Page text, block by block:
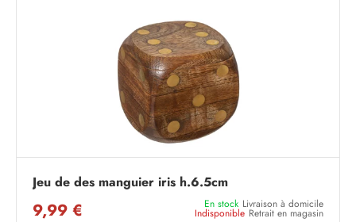
Jeu de des manguier iris h.6.5cm
9,99 € En stock Livraison à domicile
Indisponible Retrait en magasin